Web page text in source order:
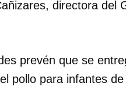
directora del
prevén que se
pollo para infantes